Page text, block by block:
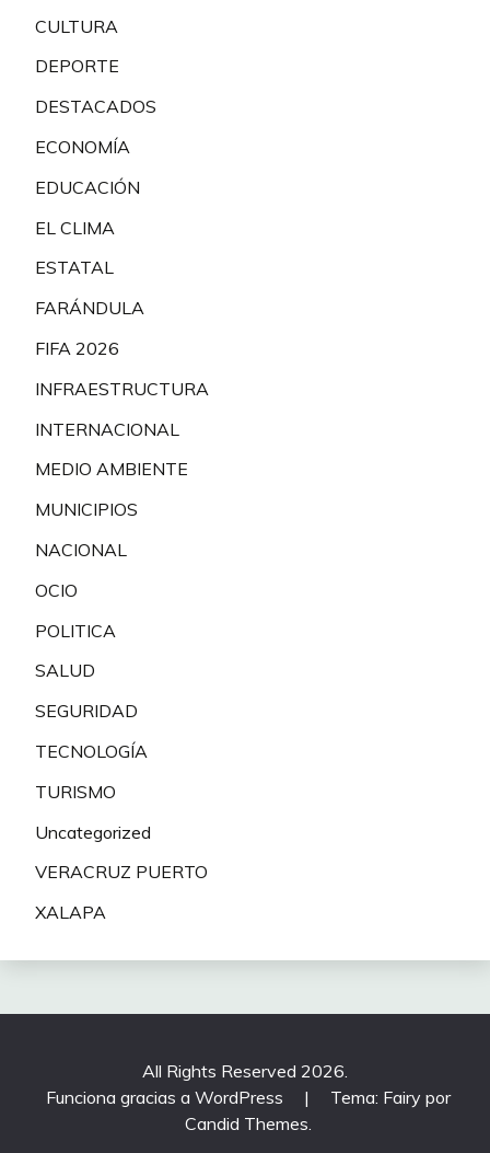
CULTURA
DEPORTE
DESTACADOS
ECONOMÍA
EDUCACIÓN
EL CLIMA
ESTATAL
FARÁNDULA
FIFA 2026
INFRAESTRUCTURA
INTERNACIONAL
MEDIO AMBIENTE
MUNICIPIOS
NACIONAL
OCIO
POLITICA
SALUD
SEGURIDAD
TECNOLOGÍA
TURISMO
Uncategorized
VERACRUZ PUERTO
XALAPA
All Rights Reserved 2026.
Funciona gracias a WordPress
|
Tema: Fairy por
Candid Themes.